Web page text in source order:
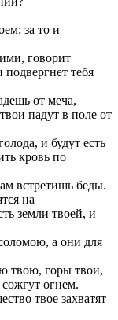
за то и
говорит
тебя
от меча,
падут в поле от
и будут есть
кровь по
встретишь беды.
на
земли твоей, и
а они для
твою, горы твои,
огнем.
твое захватят